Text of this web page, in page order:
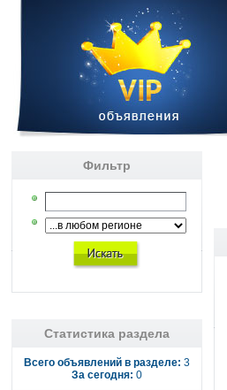
Фильтр
Статистика раздела
Всего объявлений в разделе: 3
За сегодня: 0